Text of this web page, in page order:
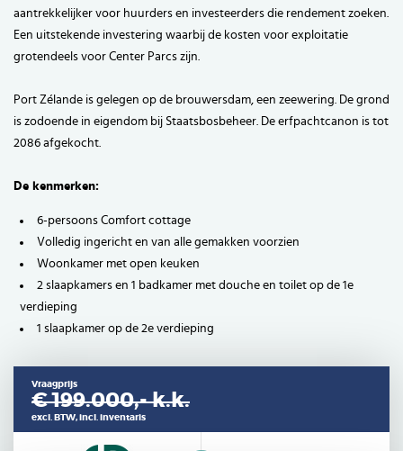
aantrekkelijker voor huurders en investeerders die rendement zoeken.
Een uitstekende investering waarbij de kosten voor exploitatie
grotendeels voor Center Parcs zijn.
Port Zélande is gelegen op de brouwersdam, een zeewering. De grond
is zodoende in eigendom bij Staatsbosbeheer. De erfpachtcanon is tot
2086 afgekocht.
De kenmerken:
6-persoons Comfort cottage
Volledig ingericht en van alle gemakken voorzien
Woonkamer met open keuken
2 slaapkamers en 1 badkamer met douche en toilet op de 1e
verdieping
1 slaapkamer op de 2e verdieping
Vraagprijs
€ 199.000,-k.k.
excl. BTW, incl. inventaris